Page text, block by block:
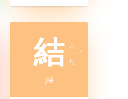
結 ㄐ
ㄧ
ㄝ
ˊ
jié